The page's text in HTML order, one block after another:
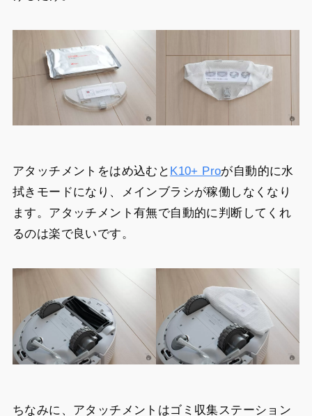
アタッチメントをはめ込むと K10+ Proが自動的に水
拭きモードになり、メインブラシが稼働しなくなり
ます。アタッチメント有無で自動的に判断してくれ
るのは楽で良いです。
ちなみに、アタッチメントはゴミ収集ステーション